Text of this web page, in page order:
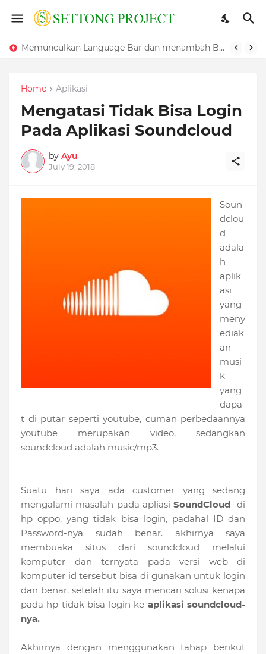
Memunculkan Language Bar dan menambah Bahasa pada Windows
Home Aplikasi
Mengatasi Tidak Bisa Login
Pada Aplikasi Soundcloud
by Ayu
July 19, 2018
Soun
dclou
d
adala
h
aplik
asi
yang
meny
ediak
an
musi
k
yang
dapa
t di putar seperti youtube, cuman perbedaannya
youtube merupakan video, sedangkan
soundcloud adalah music/mp3.
Suatu hari saya ada customer yang sedang
mengalami masalah pada apliasiSoundCloud di
hp oppo, yang tidak bisa login, padahal ID dan
Password-nya sudah benar. akhirnya saya
membuaka situs dari soundcloud melalui
komputer dan ternyata pada versi web di
komputer id tersebut bisa di gunakan untuk login
dan benar. setelah itu saya mencari solusi kenapa
pada hp tidak bisa login ke aplikasi soundcloud-
nya.
Akhirnya dengan menggunakan tahap berikut